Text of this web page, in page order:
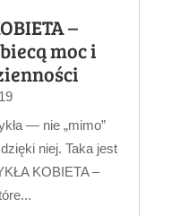
–
moc i
— nie „mimo”
niej. Taka jest
KOBIETA –